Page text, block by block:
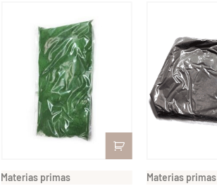
Materias primas Materias primas